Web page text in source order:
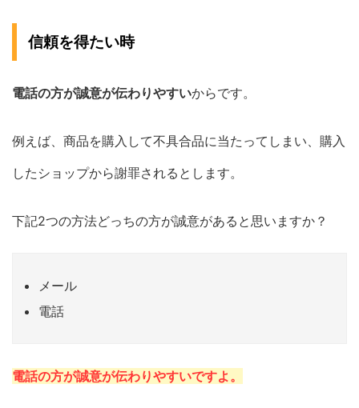
信頼を得たい時
電話の方が誠意が伝わりやすいからです。
例えば、商品を購入して不具合品に当たってしまい、購入
したショップから謝罪されるとします。
下記2つの方法どっちの方が誠意があると思いますか？
メール
電話
電話の方が誠意が伝わりやすいですよ。